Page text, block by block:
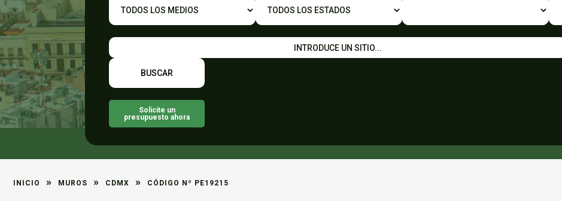
Solicite un
presupuesto ahora
INICIO » MUROS » CDMX » CÓDIGO Nº PE19215